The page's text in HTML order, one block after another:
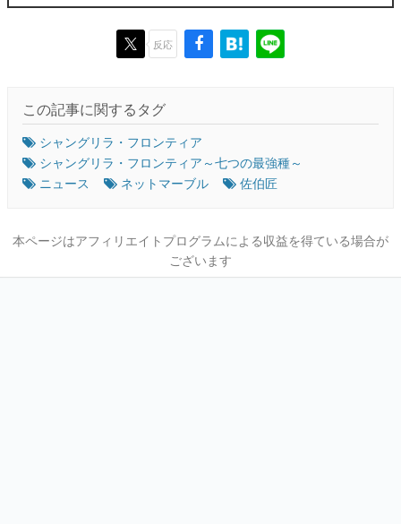
反応
この記事に関するタグ
シャングリラ・フロンティア
シャングリラ・フロンティア～七つの最強種～
ニュース
ネットマーブル 佐伯匠
本ページはアフィリエイトプログラムによる収益を得ている場合が
ございます